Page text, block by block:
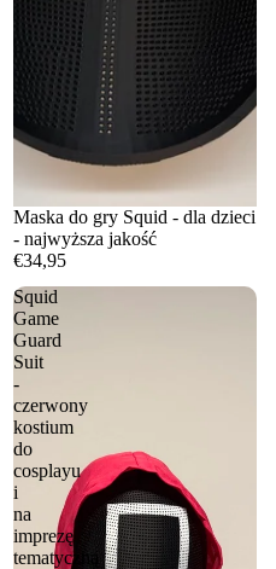
Maska do gry Squid - dla dzieci
- najwyższa jakość
€34,95
Squid
Game
Guard
Suit
-
czerwony
kostium
do
cosplayu
i
na
imprezę
tematyczną